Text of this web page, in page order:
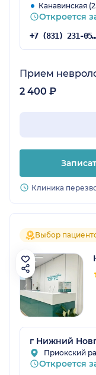
Канавинская
Откроется
+7 (831) 231-05-91
Прием
2 400 ₽
Клиника
Выбор
г Нижний
Приокский
Откроется